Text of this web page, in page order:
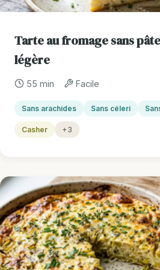
Tarte au fromage sans
légère
55 min Facile
Sans arachides Sans céleri
Casher +3